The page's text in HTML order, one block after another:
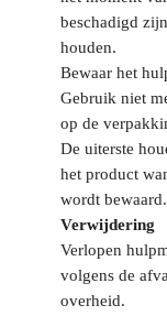
beschadigd
houden.
Bewaar het
Gebruik niet
op de
De uiterste
het product
wordt bewaard.
Verwijdering
Verlopen
volgens de
overheid.